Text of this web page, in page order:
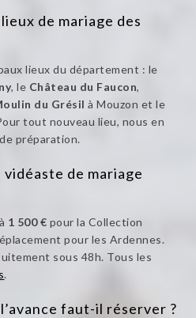
de mariage des
lieux du département : le
, le Château du Faucon,
du Grésil à Mouzon et le
tout nouveau lieu, nous en
préparation.
de mariage
1 500 € pour la Collection
pour les Ardennes.
sous 48h. Tous les
.
faut-il réserver ?